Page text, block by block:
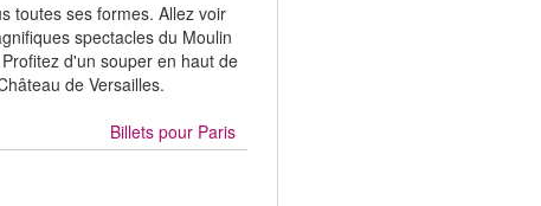
toutes ses formes. Allez voir
spectacles du Moulin
d'un souper en haut de
de Versailles.
Billets pourParis